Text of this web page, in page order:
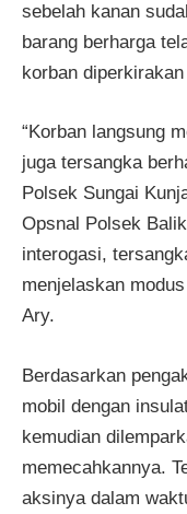
sebelah kanan
barang berharga
korban
“Korban langsung
juga tersangka
Polsek Sungai
Opsnal Polsek
interogasi,
menjelaskan
Ary.
Berdasarkan
mobil dengan
kemudian
memecahkannya.
aksinya dalam